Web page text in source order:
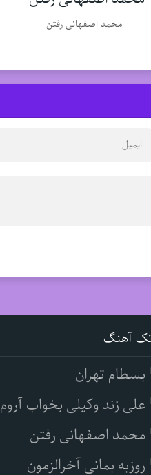
محمد اصفهانی رفتن
آهنگ
بسطام تهران
علی زند وکیلی بخواب آروم
محمد اصفهانی رفتن
روزبه بمانی آخرالزمون